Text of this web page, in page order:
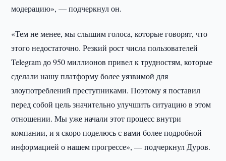
модерацию», — подчеркнул он.
«Тем не менее, мы слышим голоса, которые говорят, что
этого недостаточно. Резкий рост числа пользователей
Telegram до 950 миллионов привел к трудностям, которые
сделали нашу платформу более уязвимой для
злоупотреблений преступниками. Поэтому я поставил
перед собой цель значительно улучшить ситуацию в этом
отношении. Мы уже начали этот процесс внутри
компании, и я скоро поделюсь с вами более подробной
информацией о нашем прогрессе», — подчеркнул Дуров.